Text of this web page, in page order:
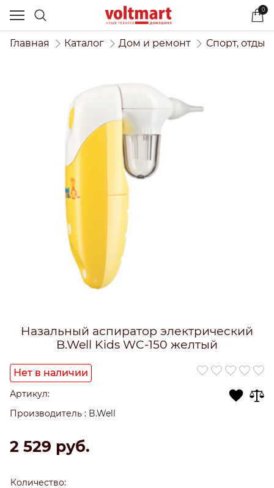
0
Главная Каталог Дом и ремонт Спорт,
Назальный аспиратор электрический
B.Well Kids WC-150 желтый
Нет в наличии
Артикул:
Производитель : B.Well
2 529 руб.
Количество: